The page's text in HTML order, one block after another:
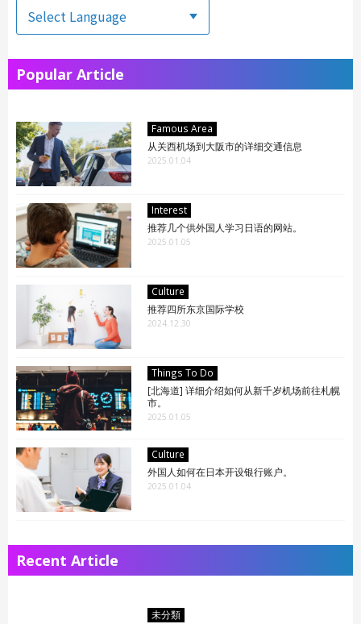
Popular Article
Famous Area
从关西机场到大阪市的详细交通信息
2025.01.04
Interest
推荐几个供外国人学习日语的网站。
2025.01.05
Culture
推荐四所东京国际学校
2024.12.30
Things To Do
[北海道] 详细介绍如何从新千岁机场前往札幌
市。
2025.01.05
Culture
外国人如何在日本开设银行账户。
2025.01.04
Recent Article
未分類